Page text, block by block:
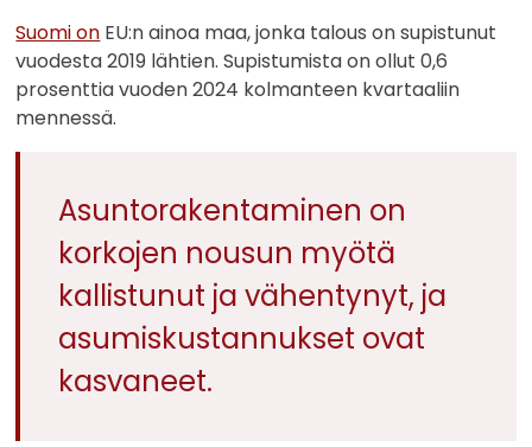
Suomi on EU:n ainoa maa, jonka talous on supistunut
vuodesta 2019 lähtien. Supistumista on ollut 0,6
prosenttia vuoden 2024 kolmanteen kvartaaliin
mennessä.
Asuntorakentaminen on
korkojen nousun myötä
kallistunut ja vähentynyt, ja
asumiskustannukset ovat
kasvaneet.